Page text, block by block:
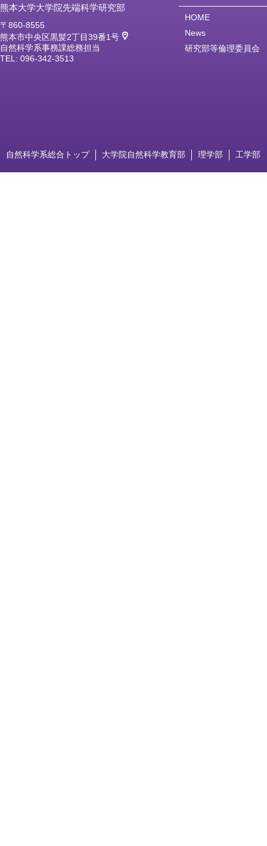
熊本大学大学院先端科学研究部
〒860-8555
熊本市中央区黒髪2丁目39番1号
自然科学系事務課総務担当
TEL: 096-342-3513
HOME
News
研究部等倫理委員会
自然科学系総合トップ 大学院自然科学教育部 理学部 工学部